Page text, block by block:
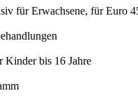
für Erwachsene, für Euro
Kinder bis 16 Jahre